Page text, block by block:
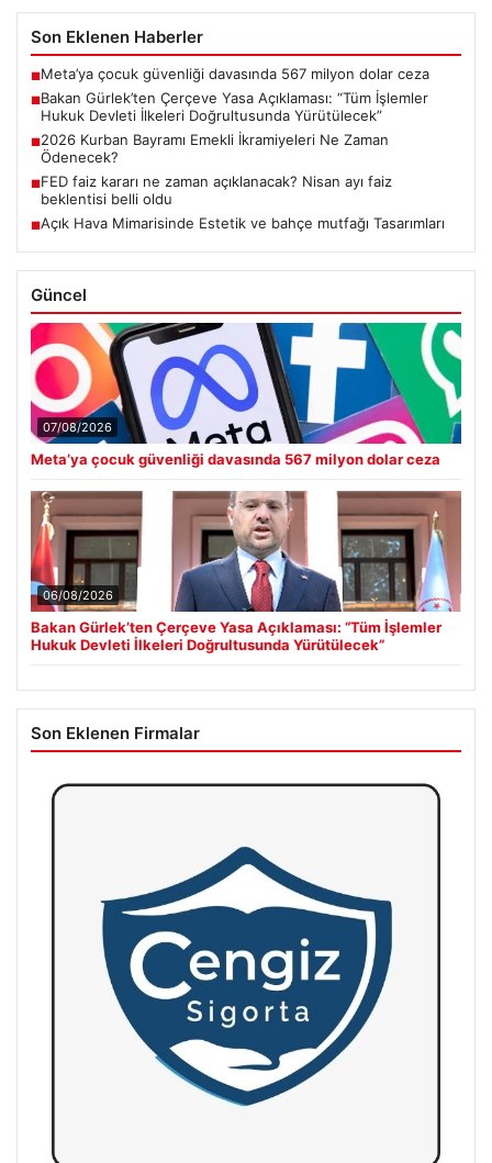
Son Eklenen Haberler
■Meta’ya çocuk güvenliği davasında 567 milyon dolar ceza
■Bakan Gürlek’ten Çerçeve Yasa Açıklaması: “Tüm İşlemler
Hukuk Devleti İlkeleri Doğrultusunda Yürütülecek”
■2026 Kurban Bayramı Emekli İkramiyeleri Ne Zaman
Ödenecek?
■FED faiz kararı ne zaman açıklanacak? Nisan ayı faiz
beklentisi belli oldu
■Açık Hava Mimarisinde Estetik ve bahçe mutfağı Tasarımları
Güncel
07/08/2026
Meta’ya çocuk güvenliği davasında 567 milyon dolar ceza
06/08/2026
Bakan Gürlek’ten Çerçeve Yasa Açıklaması: “Tüm İşlemler
Hukuk Devleti İlkeleri Doğrultusunda Yürütülecek”
Son Eklenen Firmalar